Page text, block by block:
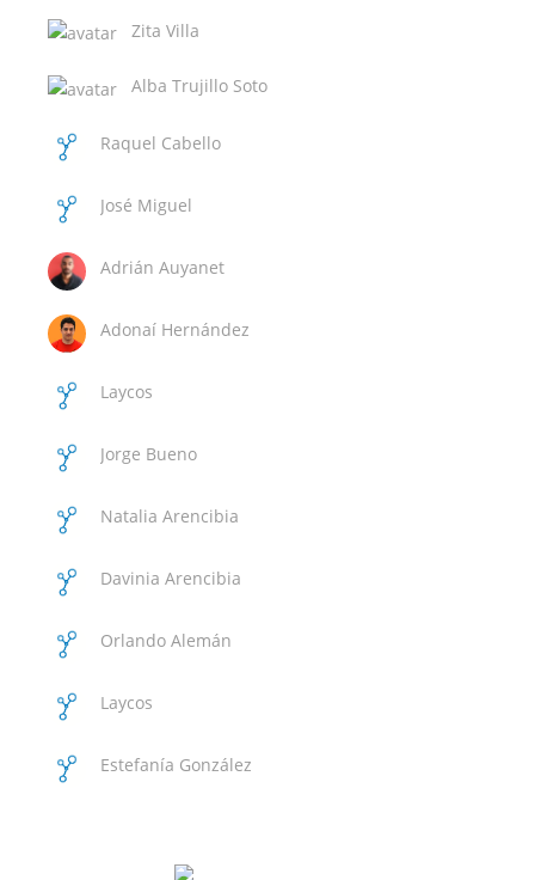
Zita Villa
Alba Trujillo Soto
Raquel Cabello
José Miguel
Adrián Auyanet
Adonaí Hernández
Laycos
Jorge Bueno
Natalia Arencibia
Davinia Arencibia
Orlando Alemán
Laycos
Estefanía González